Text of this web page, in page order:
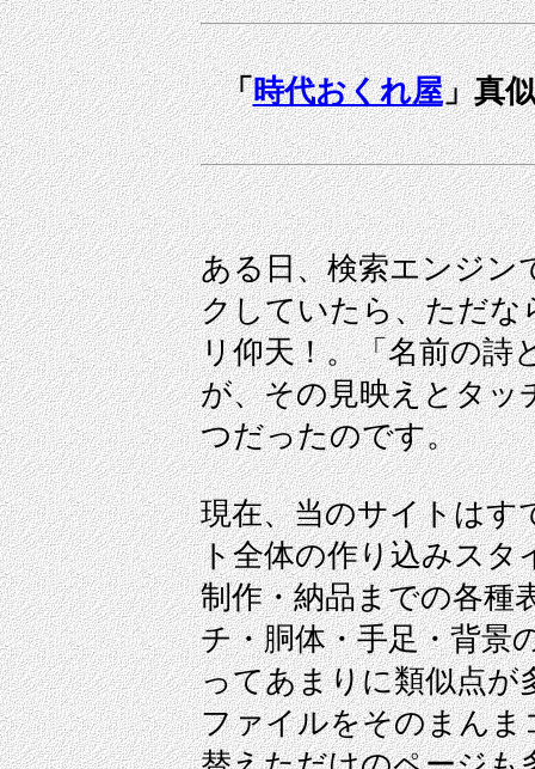
「時代おくれ屋」真
ある日、検索エンジン
クしていたら、ただ
リ仰天！。「名前の詩
が、その見映えとタッ
つだったのです。
現在、当のサイトはす
ト全体の作り込みスタ
制作・納品までの各種
チ・胴体・手足・背景
ってあまりに類似点が
ファイルをそのまんま